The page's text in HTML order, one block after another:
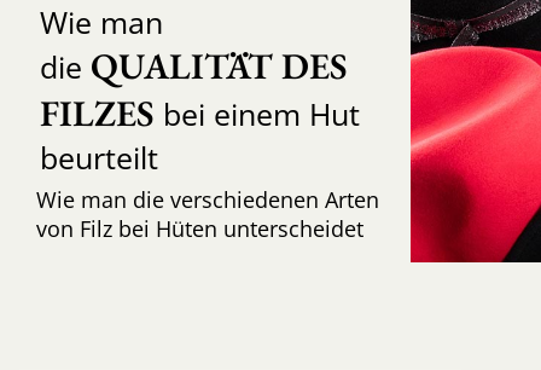
Wie man
die QUALITÄT DES
FILZES bei einem Hut
beurteilt
Wie man die verschiedenen Arten
von Filz bei Hüten unterscheidet